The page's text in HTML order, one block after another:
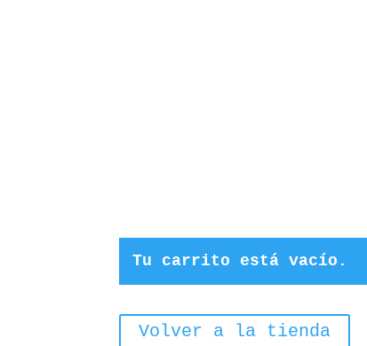
Tu carrito está vacío.
Volver a la tienda